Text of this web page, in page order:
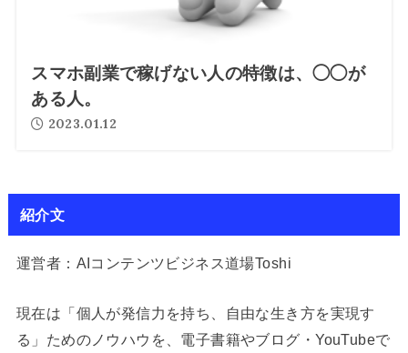
スマホ副業で稼げない人の特徴は、◯◯が
ある人。
2023.01.12
紹介文
運営者：AIコンテンツビジネス道場Toshi
現在は「個人が発信力を持ち、自由な生き方を実現す
る」ためのノウハウを、電子書籍やブログ・YouTubeで